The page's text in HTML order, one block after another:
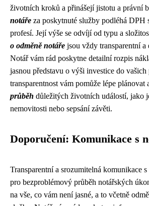
životních kroků a přinášejí jistotu a právní
notáře za poskytnuté služby podléhá DPH
profesí. Její výše se odvíjí od typu a
o odměně notáře jsou vždy transparentní a
Notář vám rád poskytne detailní rozpis
jasnou představu o výši investice do
transparentnost vám pomůže lépe plánovat
průběh důležitých životních událostí, jako
nemovitosti nebo sepsání závěti.
Doporučení: Komunikace s
Transparentní a srozumitelná komunikace
pro bezproblémový průběh notářských
na vše, co vám není jasné, a to včetně